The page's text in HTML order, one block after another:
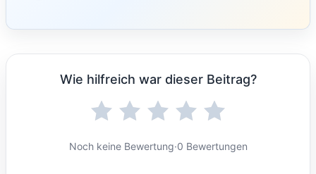
Wie hilfreich war dieser Beitrag?
Noch keine Bewertung·0 Bewertungen